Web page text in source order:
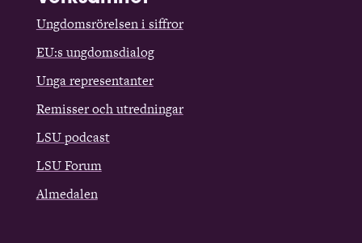
Ungdomsrörelsen i siffror
EU:s ungdomsdialog
Unga representanter
Remisser och utredningar
LSU podcast
LSU Forum
Almedalen